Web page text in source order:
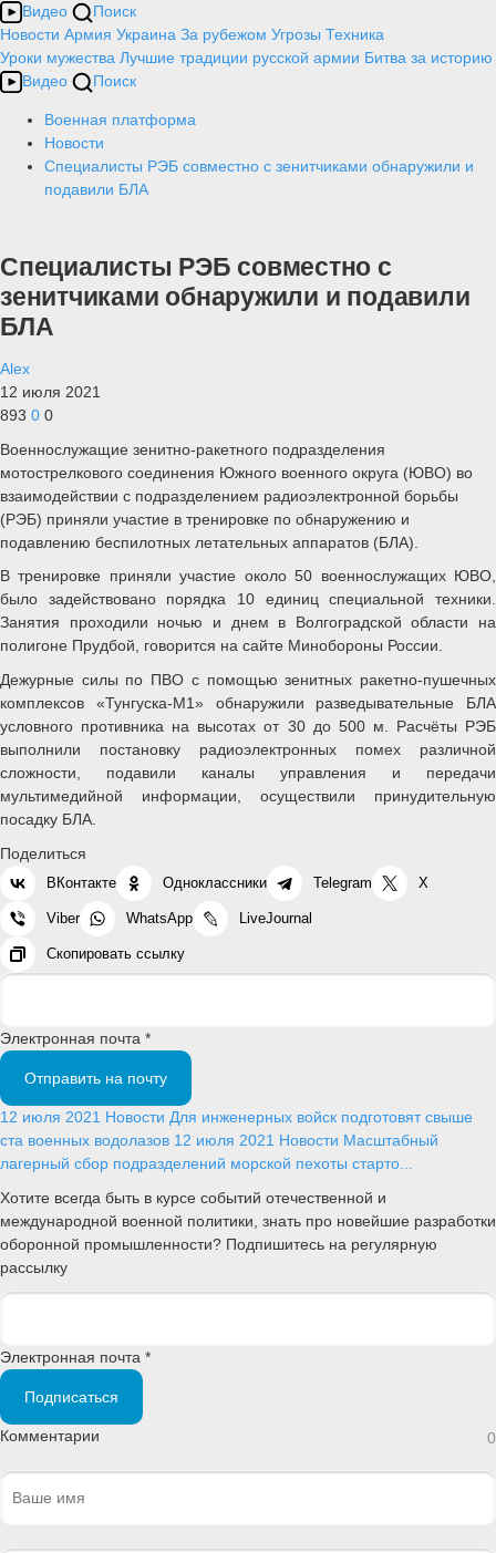
Видео
Поиск
Новости Армия Украина За рубежом Угрозы Техника
Уроки мужества Лучшие традиции русской армии Битва за историю
Видео
Поиск
Военная платформа
Новости
Специалисты РЭБ совместно с зенитчиками обнаружили и
подавили БЛА
Специалисты РЭБ совместно с
зенитчиками обнаружили и подавили
БЛА
Alex
12 июля 2021
893 0 0
Военнослужащие зенитно-ракетного подразделения
мотострелкового соединения Южного военного округа (ЮВО) во
взаимодействии с подразделением радиоэлектронной борьбы
(РЭБ) приняли участие в тренировке по обнаружению и
подавлению беспилотных летательных аппаратов (БЛА).
В тренировке приняли участие около 50 военнослужащих ЮВО,
было задействовано порядка 10 единиц специальной техники.
Занятия проходили ночью и днем в Волгоградской области на
полигоне Прудбой, говорится на сайте Минобороны России.
Дежурные силы по ПВО с помощью зенитных ракетно-пушечных
комплексов «Тунгуска-М1» обнаружили разведывательные БЛА
условного противника на высотах от 30 до 500 м. Расчёты РЭБ
выполнили постановку радиоэлектронных помех различной
сложности, подавили каналы управления и передачи
мультимедийной информации, осуществили принудительную
посадку БЛА.
Поделиться
ВКонтакте Одноклассники Telegram X
Viber WhatsApp LiveJournal
Скопировать ссылку
Электронная почта *
Отправить на почту
12 июля 2021 Новости Для инженерных войск подготовят свыше
ста военных водолазов 12 июля 2021 Новости Масштабный
лагерный сбор подразделений морской пехоты старто...
Хотите всегда быть в курсе событий отечественной и
международной военной политики, знать про новейшие разработки
оборонной промышленности? Подпишитесь на регулярную
рассылку
Электронная почта *
Подписаться
Комментарии 0